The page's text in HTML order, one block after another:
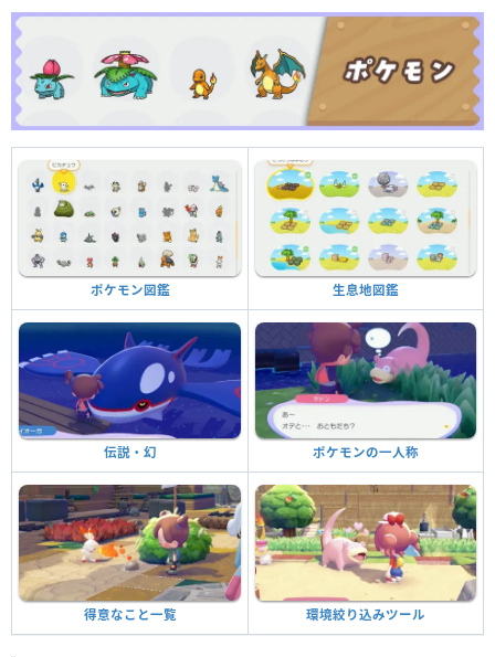
ポケモン図鑑 生息地図鑑
伝説・幻 ポケモンの一人称
得意なこと一覧 環境絞り込みツール